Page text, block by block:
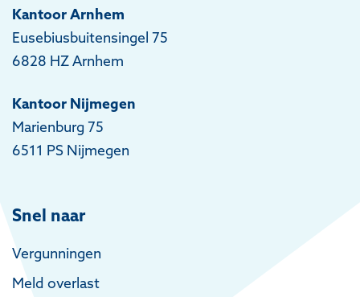
Kantoor Arnhem
Eusebiusbuitensingel 75
6828 HZ Arnhem
Kantoor Nijmegen
Marienburg 75
6511 PS Nijmegen
Snel naar
Vergunningen
Meld overlast